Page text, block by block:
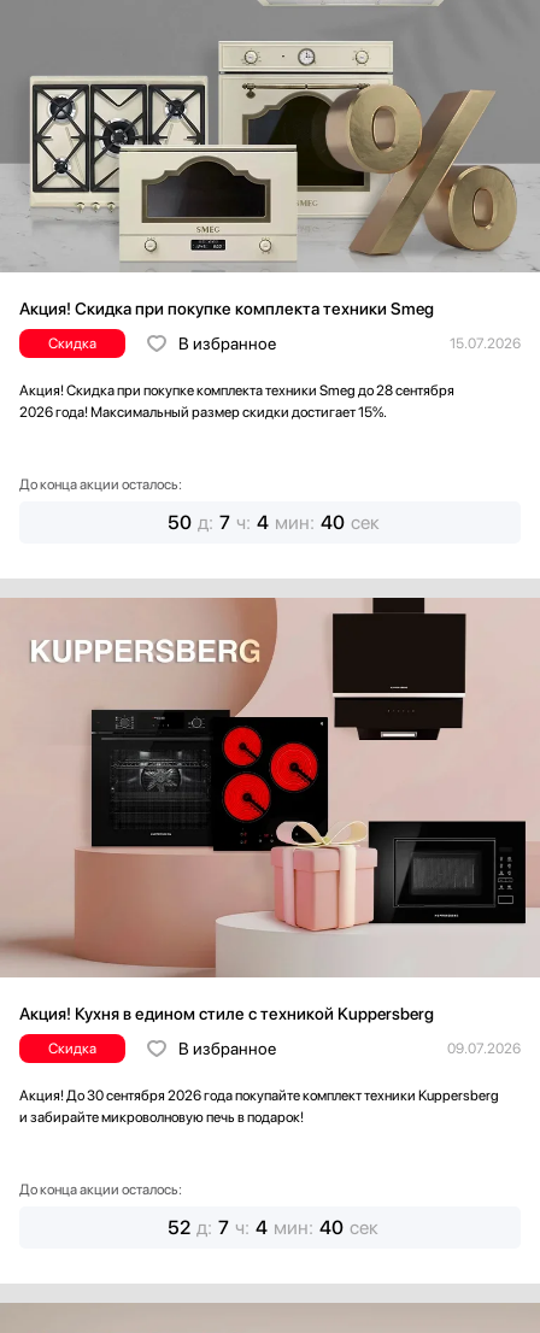
Акция! Скидка при покупке комплекта техники Smeg
Скидка В избранное 15.07.2026
Акция! Скидка при покупке комплекта техники Smeg до 28 сентября
2026 года! Максимальный размер скидки достигает 15%.
До конца акции осталось:
50 д: 7 ч: 4 мин: 38 сек
Акция! Кухня в едином стиле с техникой Kuppersberg
Скидка В избранное 09.07.2026
Акция! До 30 сентября 2026 года покупайте комплект техники Kuppersberg
и забирайте микроволновую печь в подарок!
До конца акции осталось:
52 д: 7 ч: 4 мин: 38 сек